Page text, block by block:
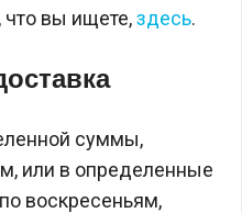
что вы ищете,здесь.
суммы,
или в определенные
воскресеньям,